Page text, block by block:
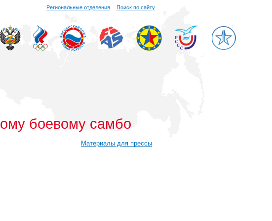
Региональные отделения Поиск по сайту
боевому самбо
Материалы для прессы